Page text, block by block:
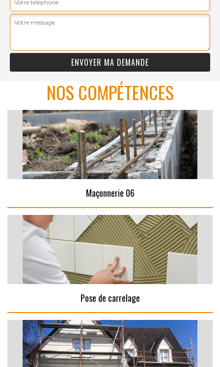
NOS COMPÉTENCES
Maçonnerie 06
Pose de carrelage